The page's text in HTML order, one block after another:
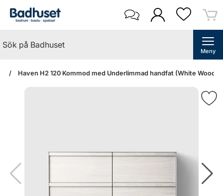
Meny
Haven H2 120 Kommod med Underlimmad handfat (White